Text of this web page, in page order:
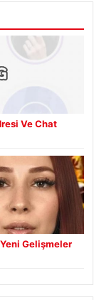
Ve Chat
Gelişmeler